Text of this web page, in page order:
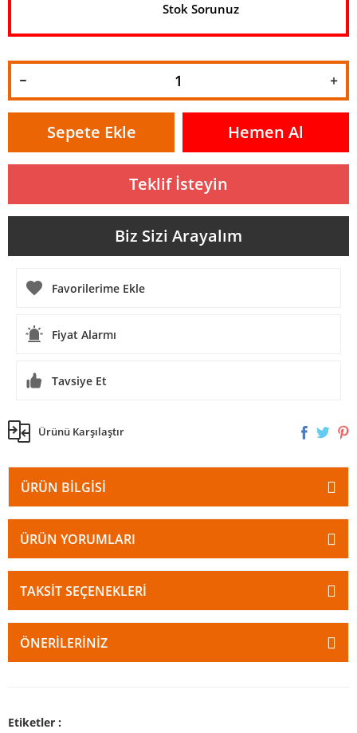
Stok Sorunuz
Sepete Ekle Hemen Al
Teklif İsteyin
Biz Sizi Arayalım
Fiyat Alarmı
Tavsiye Et
Ürünü Karşılaştır
ÜRÜN BILGISI
ÜRÜN YORUMLARI
TAKSIT SEÇENEKLERI
ÖNERILERINIZ
Etiketler :